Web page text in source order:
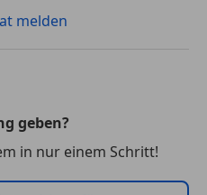
melden
geben?
in nur einem Schritt!